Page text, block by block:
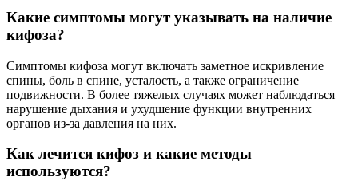
Какие симптомы могут указывать на наличие
кифоза?
Симптомы кифоза могут включать заметное искривление
спины, боль в спине, усталость, а также ограничение
подвижности. В более тяжелых случаях может наблюдаться
нарушение дыхания и ухудшение функции внутренних
органов из-за давления на них.
Как лечится кифоз и какие методы
используются?